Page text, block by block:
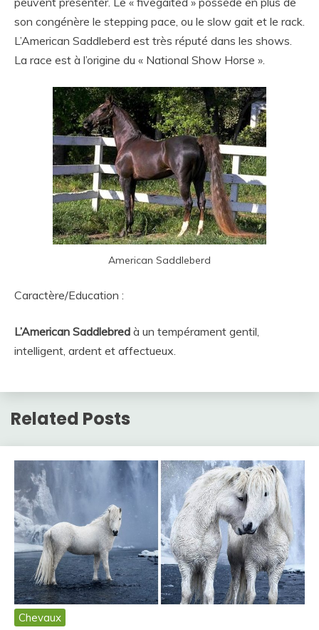
son congénère le stepping pace, ou le slow gait et le rack.
L’American Saddleberd est très réputé dans les shows.
La race est à l’origine du « National Show Horse ».
American Saddleberd
Caractère/Education :
L’American Saddlebred à un tempérament gentil,
intelligent, ardent et affectueux.
Related Posts
Chevaux